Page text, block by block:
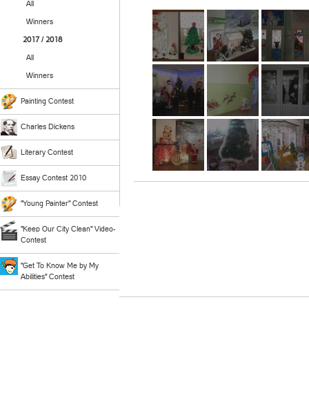
All
Winners
2017 / 2018
All
Winners
Painting Contest
Charles Dickens
Literary Contest
Essay Contest 2010
"Young Painter" Contest
"Keep Our City Clean" Video-
Contest
"Get To Know Me by My
Abilities" Contest